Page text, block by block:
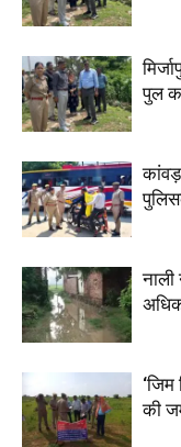
पुल
कांवड़
की